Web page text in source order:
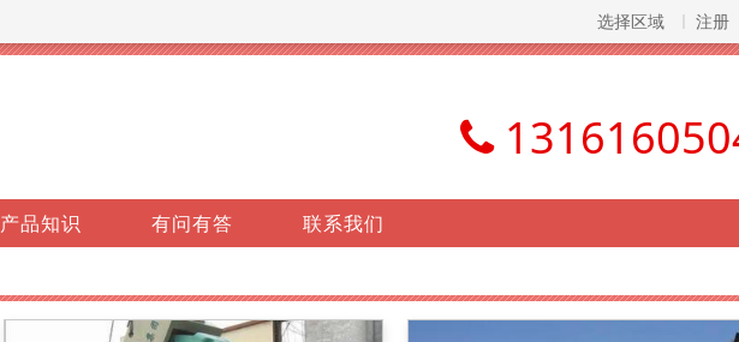
选择区域 注册
产品知识 有问有答 联系我们